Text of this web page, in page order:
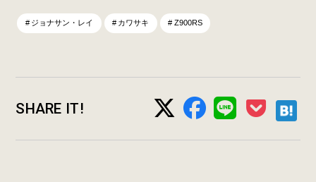
ジョナサン・レイ カワサキ Z900RS
SHARE IT!